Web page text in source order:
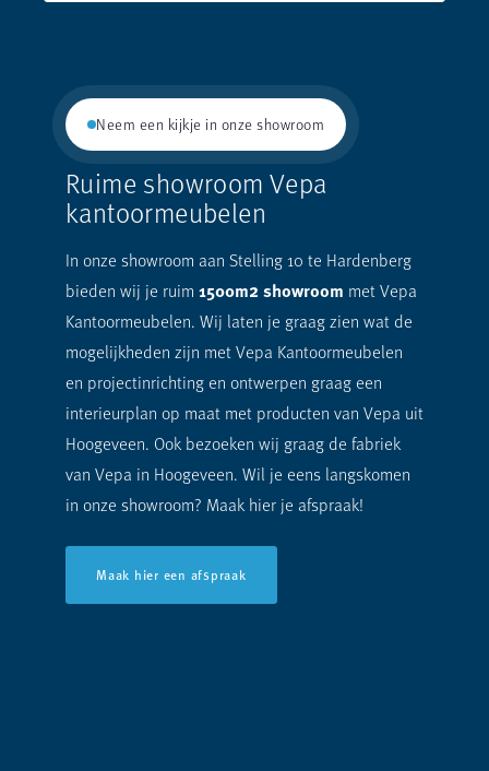
Neem een kijkje in onze showroom
Ruime showroom Vepa
kantoormeubelen
In onze showroom aan Stelling 10 te Hardenberg
bieden wij je ruim 1500m2 showroom met Vepa
Kantoormeubelen. Wij laten je graag zien wat de
mogelijkheden zijn met Vepa Kantoormeubelen
en projectinrichting en ontwerpen graag een
interieurplan op maat met producten van Vepa uit
Hoogeveen. Ook bezoeken wij graag de fabriek
van Vepa in Hoogeveen. Wil je eens langskomen
in onze showroom? Maak hier je afspraak!
Maak hier een afspraak